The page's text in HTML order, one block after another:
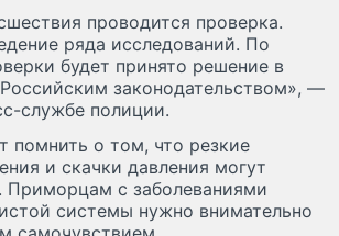
проводится проверка.
ряда исследований. По
будет принято решение в
законодательством», —
службе полиции.
помнить о том, что резкие
и скачки давления могут
Приморцам с заболеваниями
системы нужно внимательно